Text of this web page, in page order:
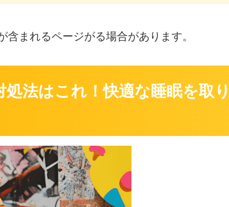
含まれるページがる場合があります。
法はこれ！快適な睡眠を取り